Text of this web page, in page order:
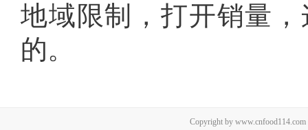
地域限制，打开销量
的。
Copyright by